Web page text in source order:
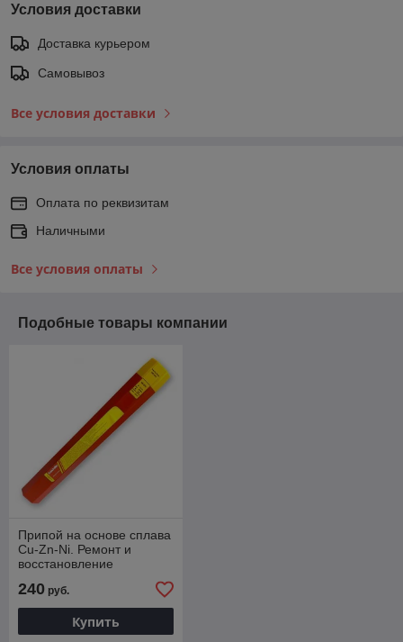
Условия доставки
Доставка курьером
Самовывоз
Все условия доставки
Условия оплаты
Оплата по реквизитам
Наличными
Все условия оплаты
Подобные товары компании
Припой на основе сплава
Cu-Zn-Ni. Ремонт и
восстановление
поврежденных деталей
185 XFC
240 руб.
Купить